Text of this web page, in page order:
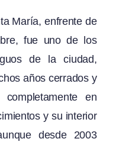
María, enfrente de
fue uno de los
de la ciudad,
años cerrados y
en
y su interior
desde 2003